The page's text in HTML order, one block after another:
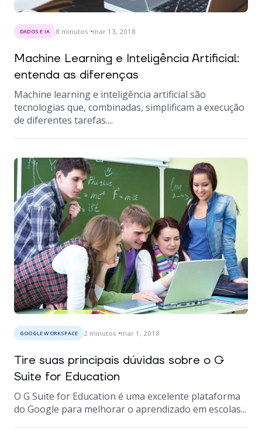
DADOS E IA 8 minutos mar 13, 2018
Machine Learning e Inteligência Artificial:
entenda as diferenças
Machine learning e inteligência artificial são
tecnologias que, combinadas, simplificam a execução
de diferentes tarefas....
GOOGLE WORKSPACE 2 minutos mar 1, 2018
Tire suas principais dúvidas sobre o G
Suite for Education
O G Suite for Education é uma excelente plataforma
do Google para melhorar o aprendizado em escolas...